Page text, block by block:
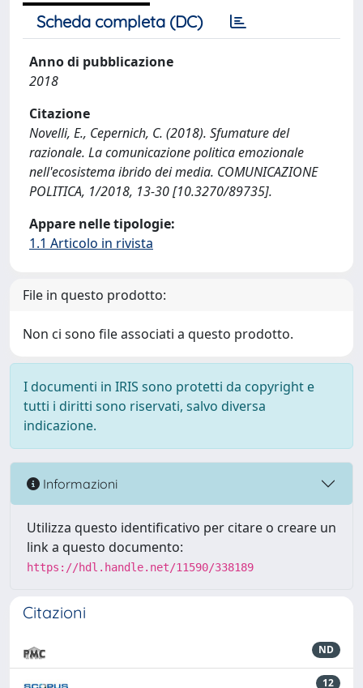
Scheda completa (DC)
Anno di pubblicazione
2018
Citazione
Novelli, E., Cepernich, C. (2018). Sfumature del
razionale. La comunicazione politica emozionale
nell'ecosistema ibrido dei media. COMUNICAZIONE
POLITICA, 1/2018, 13-30 [10.3270/89735].
Appare nelle tipologie:
1.1 Articolo in rivista
File in questo prodotto:
Non ci sono file associati a questo prodotto.
I documenti in IRIS sono protetti da copyright e
tutti i diritti sono riservati, salvo diversa
indicazione.
Informazioni
Utilizza questo identificativo per citare o creare un
link a questo documento:
https://hdl.handle.net/11590/338189
Citazioni
ND
12